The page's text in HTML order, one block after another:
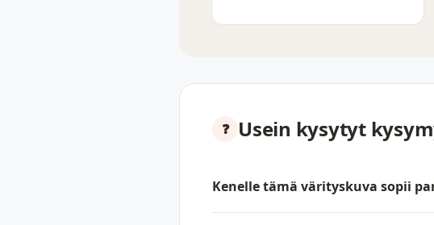
Usein kysytyt
Kenelle tämä värityskuva sopii